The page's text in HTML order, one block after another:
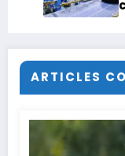
ARTICLES